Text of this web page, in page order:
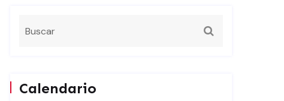
Calendario